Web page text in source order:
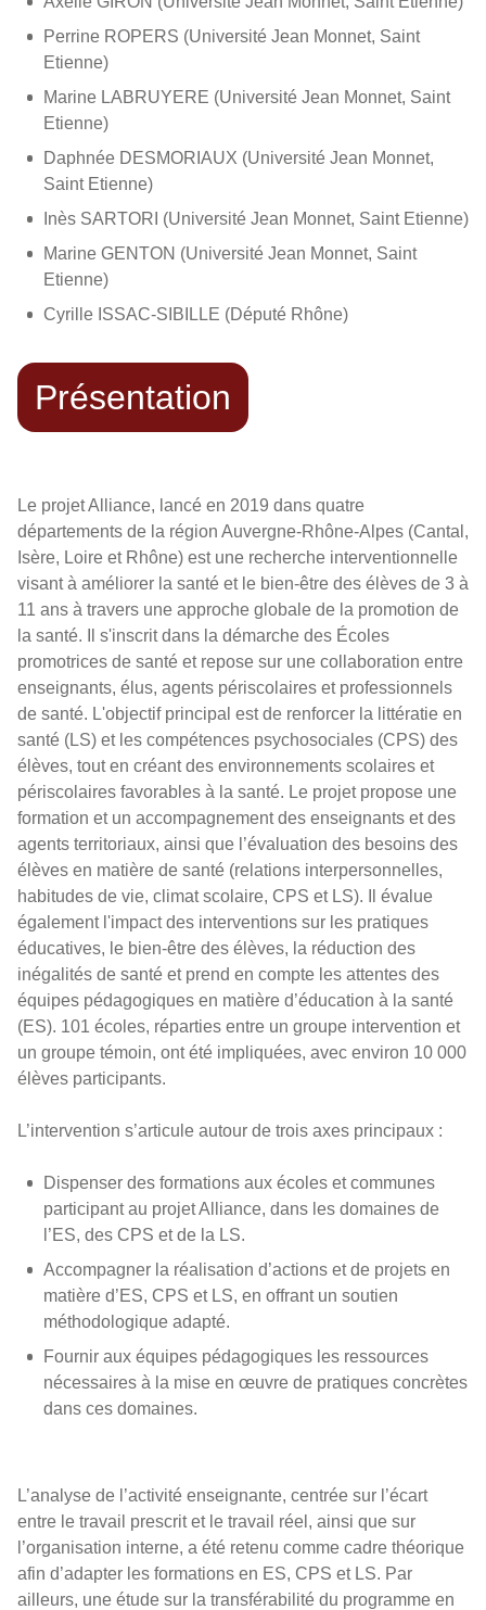
Perrine ROPERS (Université Jean Monnet, Saint
Etienne)
Marine LABRUYERE (Université Jean Monnet, Saint
Etienne)
Daphnée DESMORIAUX (Université Jean Monnet,
Saint Etienne)
Inès SARTORI (Université Jean Monnet, Saint Etienne)
Marine GENTON (Université Jean Monnet, Saint
Etienne)
Cyrille ISSAC-SIBILLE (Député Rhône)
Présentation
Le projet Alliance, lancé en 2019 dans quatre
départements de la région Auvergne-Rhône-Alpes (Cantal,
Isère, Loire et Rhône) est une recherche interventionnelle
visant à améliorer la santé et le bien-être des élèves de 3 à
11 ans à travers une approche globale de la promotion de
la santé. Il s'inscrit dans la démarche des Écoles
promotrices de santé et repose sur une collaboration entre
enseignants, élus, agents périscolaires et professionnels
de santé. L'objectif principal est de renforcer la littératie en
santé (LS) et les compétences psychosociales (CPS) des
élèves, tout en créant des environnements scolaires et
périscolaires favorables à la santé. Le projet propose une
formation et un accompagnement des enseignants et des
agents territoriaux, ainsi que l’évaluation des besoins des
élèves en matière de santé (relations interpersonnelles,
habitudes de vie, climat scolaire, CPS et LS). Il évalue
également l'impact des interventions sur les pratiques
éducatives, le bien-être des élèves, la réduction des
inégalités de santé et prend en compte les attentes des
équipes pédagogiques en matière d’éducation à la santé
(ES). 101 écoles, réparties entre un groupe intervention et
un groupe témoin, ont été impliquées, avec environ 10 000
élèves participants.
L’intervention s’articule autour de trois axes principaux :
Dispenser des formations aux écoles et communes
participant au projet Alliance, dans les domaines de
l’ES, des CPS et de la LS.
Accompagner la réalisation d’actions et de projets en
matière d’ES, CPS et LS, en offrant un soutien
méthodologique adapté.
Fournir aux équipes pédagogiques les ressources
nécessaires à la mise en œuvre de pratiques concrètes
dans ces domaines.
L’analyse de l’activité enseignante, centrée sur l’écart
entre le travail prescrit et le travail réel, ainsi que sur
l’organisation interne, a été retenu comme cadre théorique
afin d’adapter les formations en ES, CPS et LS. Par
ailleurs, une étude sur la transférabilité du programme en